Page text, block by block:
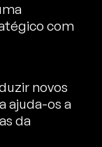
com
novos
ajuda-os a
da